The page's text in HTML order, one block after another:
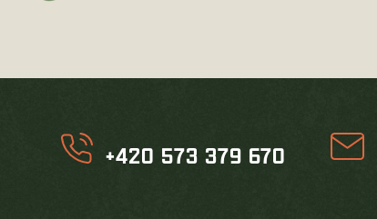
+420 573 379 670